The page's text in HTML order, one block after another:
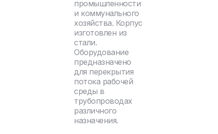
промышленности
и коммунального
хозяйства. Корпус
изготовлен из
стали.
Оборудование
предназначено
для перекрытия
потока рабочей
среды в
трубопроводах
различного
назначения.